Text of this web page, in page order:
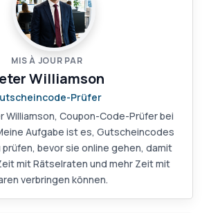
MIS À JOUR PAR
Williamson
Prüfer
Williamson, Coupon-Code-Prüfer bei
Aufgabe ist es, Gutscheincodes
bevor sie online gehen, damit
mit Rätselraten und mehr Zeit mit
verbringen können.